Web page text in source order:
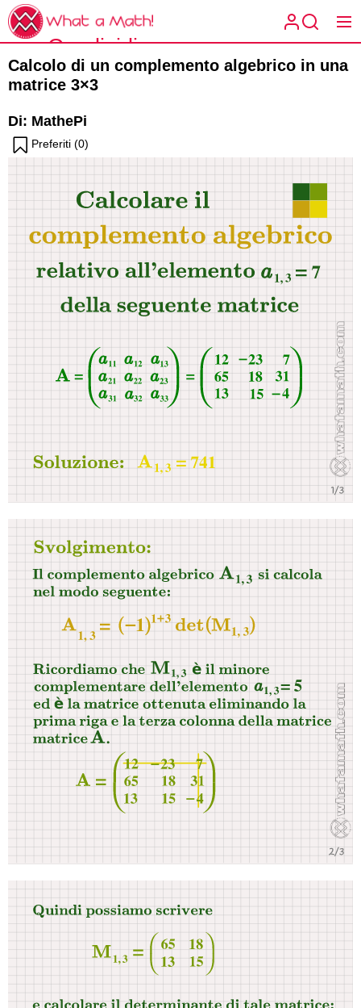
Skip
to
the
content
What
What a
Math!
Condividi
la
matematica
spiegata a
Calcolo di un complemento algebrico in una
matrice 3×3
Di: MathePi
Preferiti (0)